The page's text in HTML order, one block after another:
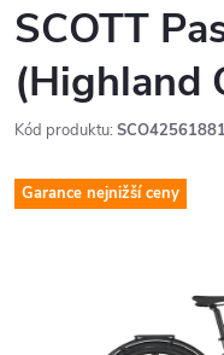
SCOTT
(Highland
Kód produktu:
Garance nejnižší ceny